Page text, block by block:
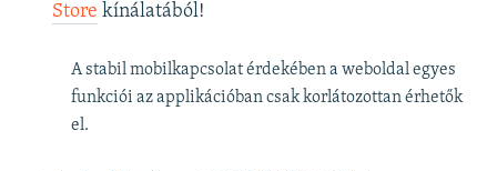
Store kínálatából!
A stabil mobilkapcsolat érdekében a weboldal egyes
funkciói az applikációban csak korlátozottan érhetők
el.